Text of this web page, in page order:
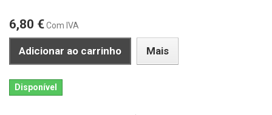
6,80 €Com IVA
Adicionar ao carrinho Mais
Disponível